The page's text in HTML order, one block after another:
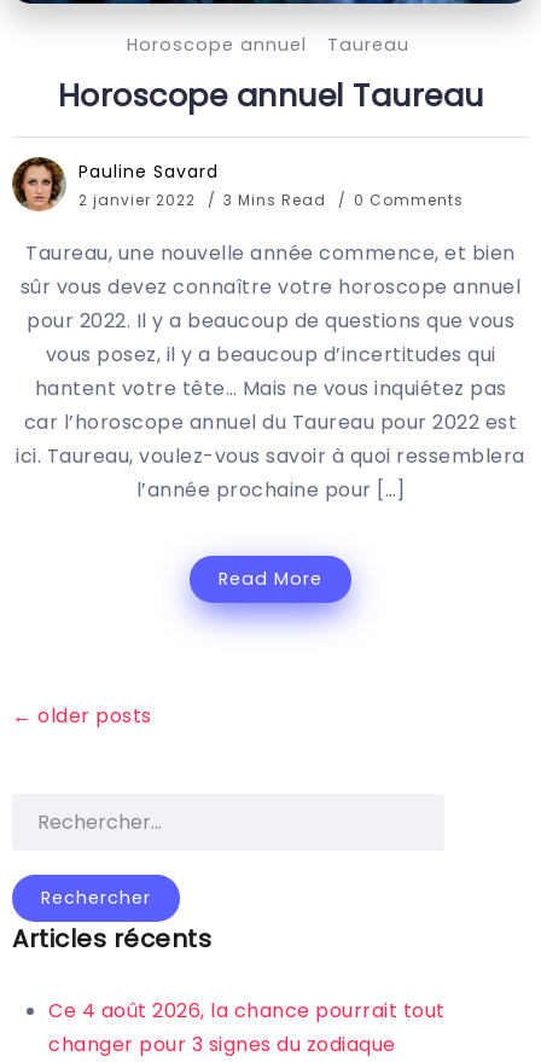
Horoscope annuel Taureau
Horoscope annuel Taureau
Pauline Savard
2 janvier 2022 3 Mins Read 0 Comments
Taureau, une nouvelle année commence, et bien
sûr vous devez connaître votre horoscope annuel
pour 2022. Il y a beaucoup de questions que vous
vous posez, il y a beaucoup d’incertitudes qui
hantent votre tête… Mais ne vous inquiétez pas
car l’horoscope annuel du Taureau pour 2022 est
ici. Taureau, voulez-vous savoir à quoi ressemblera
l’année prochaine pour […]
Read More
← older posts
Articles récents
Ce 4 août 2026, la chance pourrait tout
changer pour 3 signes du zodiaque